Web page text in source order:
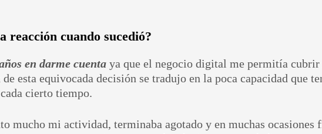
reacción cuando sucedió?
en darme cuenta ya que el negocio digital me permitía cubrir
esta equivocada decisión se tradujo en la poca capacidad que
cierto tiempo.
mucho mi actividad, terminaba agotado y en muchas ocasiones